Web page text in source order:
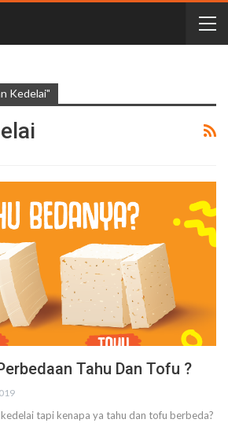
Kedelai"
Tahu Dan Tofu ?
tapi kenapa ya tahu dan tofu berbeda?